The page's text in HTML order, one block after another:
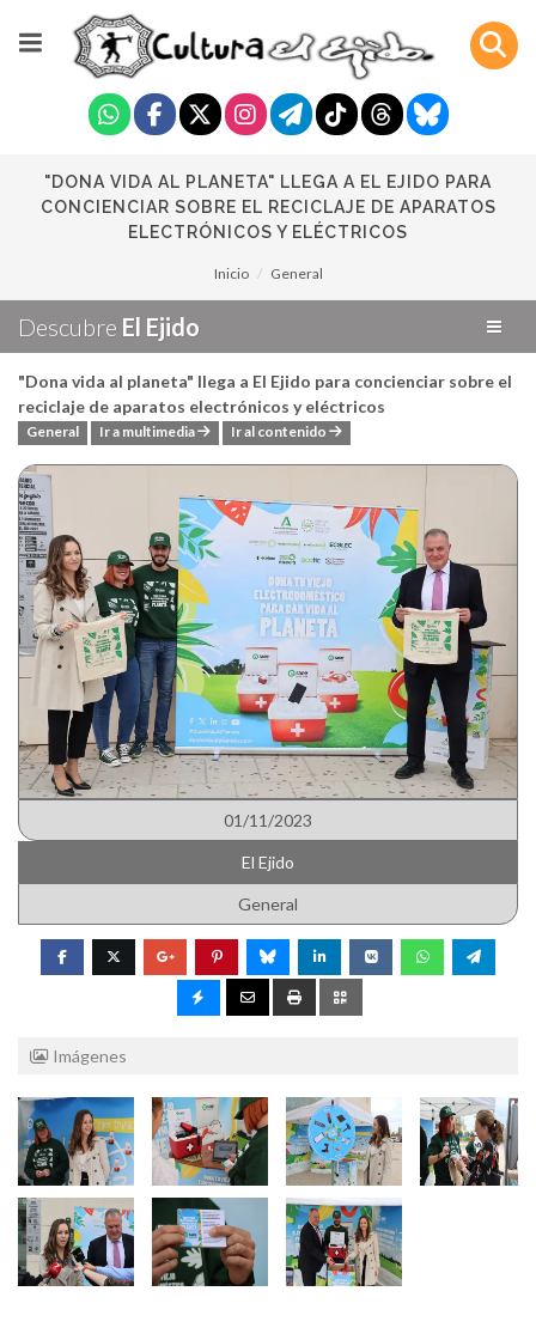
"DONA VIDA AL PLANETA" LLEGA A EL EJIDO PARA
CONCIENCIAR SOBRE EL RECICLAJE DE APARATOS
ELECTRÓNICOS Y ELÉCTRICOS
Inicio General
Descubre El Ejido
"Dona vida al planeta" llega a El Ejido para concienciar sobre el
reciclaje de aparatos electrónicos y eléctricos
General Ir a multimedia Ir al contenido
01/11/2023
El Ejido
General
Imágenes